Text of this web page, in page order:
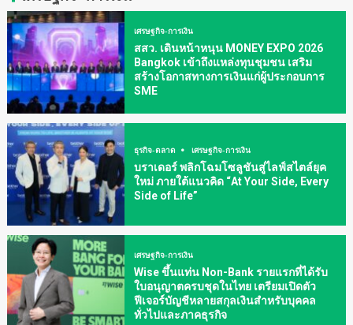
เศรษฐกิจ-การเงิน
สสว. เดินหน้าหนุน MONEY EXPO 2026
Bangkok เข้าถึงแหล่งทุนชุมชน เสริม
สร้างโอกาสทางการเงินแก่ผู้ประกอบการ
SME
ธุรกิจ-ตลาด เศรษฐกิจ-การเงิน
บราเดอร์ พลิกโฉมโซลูชันสู่ไลฟ์สไตล์ยุค
ใหม่ ภายใต้แนวคิด “At Your Side, Every
Side of Life”
เศรษฐกิจ-การเงิน
Wise ขึ้นแท่น Non-Bank รายแรกที่ได้รับ
ใบอนุญาตครบชุดในไทย เตรียมเปิดตัว
ฟีเจอร์บัญชีหลายสกุลเงินสำหรับบุคคล
ทั่วไปและภาคธุรกิจ